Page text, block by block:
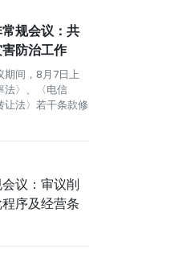
规会议：共
防治工作
期间，8月7日上
法〉、〈电信
法〉若干条款修
议：审议削
序及经营条